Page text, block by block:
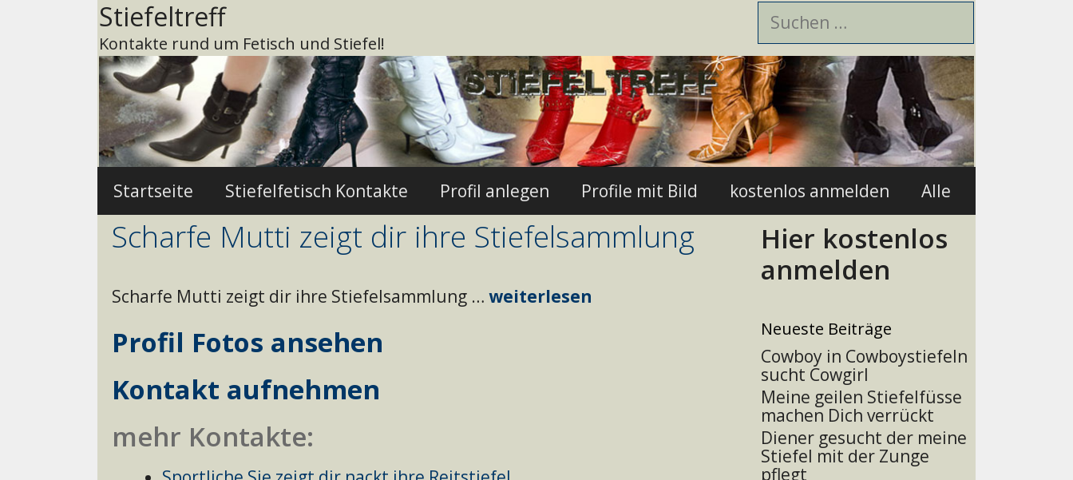
Suchen
nach:
Stiefeltreff
Kontakte rund um Fetisch und Stiefel!
Startseite Stiefelfetisch Kontakte Profil anlegen Profile mit Bild kostenlos anmelden Alle
Scharfe Mutti zeigt dir ihre Stiefelsammlung
Scharfe Mutti zeigt dir ihre Stiefelsammlung … weiterlesen
Profil Fotos ansehen
Kontakt aufnehmen
mehr Kontakte:
Hier kostenlos
anmelden
Neueste Beiträge
Cowboy in Cowboystiefeln
sucht Cowgirl
Meine geilen Stiefelfüsse
machen Dich verrückt
Diener gesucht der meine
Stiefel mit der Zunge
pflegt